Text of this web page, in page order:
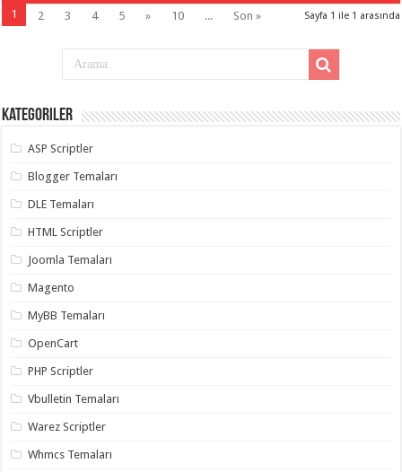
Sayfa 1 ile 1 arasında
1 2 3 4 5 » 10 ... Son »
Kategoriler
ASP Scriptler
Blogger Temaları
DLE Temaları
HTML Scriptler
Joomla Temaları
Magento
MyBB Temaları
OpenCart
PHP Scriptler
Vbulletin Temaları
Warez Scriptler
Whmcs Temaları